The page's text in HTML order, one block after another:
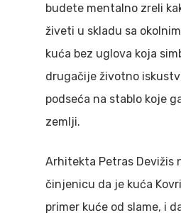
budete mentalno zreli
živeti u skladu sa
kuća bez uglova koja
drugačije životno
podseća na stablo koje
zemlji.
Arhitekta Petras Devižis
činjenicu da je kuća
primer kuće od slame, i